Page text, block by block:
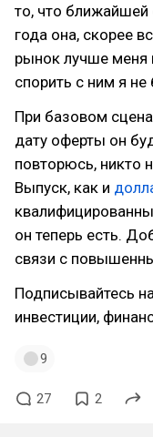
то, что
года она, скорее
рынок лучше меня
спорить с ним я не
При базовом
дату оферты он
повторюсь, никто
Выпуск, как и
он теперь есть.
связи с
Подписывайтесь
инвестиции,
9
27 2